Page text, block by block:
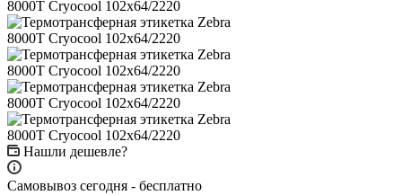
Нашли дешевле?
Самовывоз сегодня - бесплатно